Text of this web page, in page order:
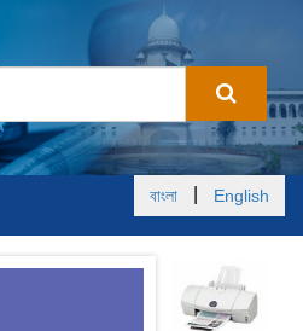
বাংলা English